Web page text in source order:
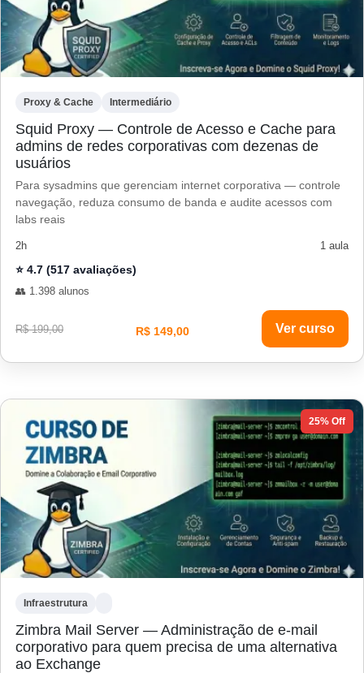
Proxy & Cache Intermediário
Squid Proxy — Controle de Acesso e Cache para
admins de redes corporativas com dezenas de
usuários
Para sysadmins que gerenciam internet corporativa — controle
navegação, reduza consumo de banda e audite acessos com
labs reais
2h 1 aula
⭐ 4.7 (517 avaliações)
👥 1.398 alunos
R$ 199,00 R$ 149,00 Ver curso
25% Off
Infraestrutura
Zimbra Mail Server — Administração de e-mail
corporativo para quem precisa de uma alternativa
ao Exchange